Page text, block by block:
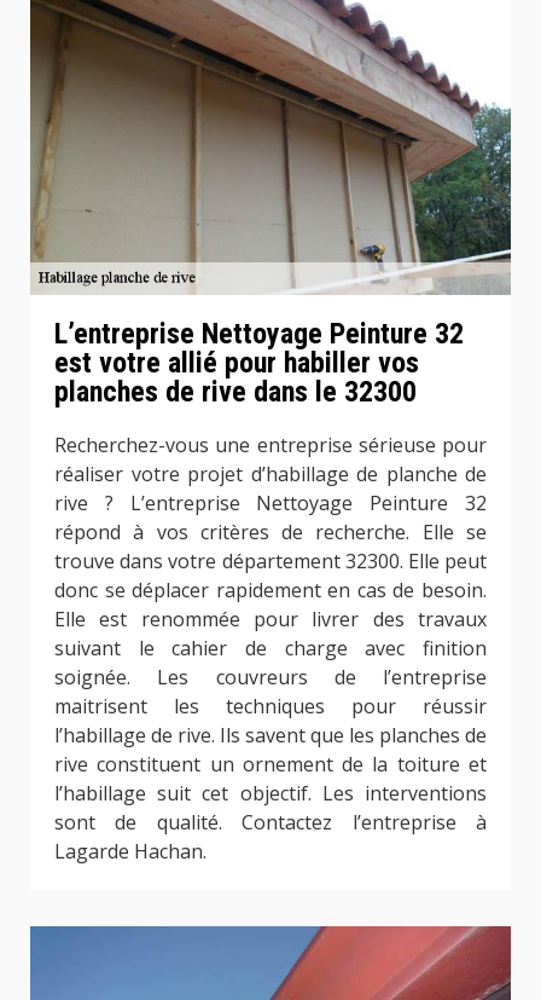
L’entreprise Nettoyage Peinture 32
est votre allié pour habiller vos
planches de rive dans le 32300
Recherchez-vous une entreprise sérieuse pour
réaliser votre projet d’habillage de planche de
rive ? L’entreprise Nettoyage Peinture 32
répond à vos critères de recherche. Elle se
trouve dans votre département 32300. Elle peut
donc se déplacer rapidement en cas de besoin.
Elle est renommée pour livrer des travaux
suivant le cahier de charge avec finition
soignée. Les couvreurs de l’entreprise
maitrisent les techniques pour réussir
l’habillage de rive. Ils savent que les planches de
rive constituent un ornement de la toiture et
l’habillage suit cet objectif. Les interventions
sont de qualité. Contactez l’entreprise à
Lagarde Hachan.